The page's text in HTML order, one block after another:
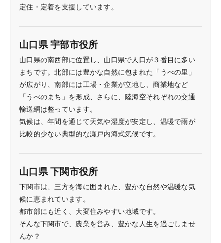
定住・定着を支援しています。
山口県 宇部市役所
山口県の南西部に位置し、山口県で人口が３番目に多い
まちです。北部には豊かな自然に包まれた「うべの里」
が広がり、南部には工場・企業が立地し、商業地など
「うべのまち」を形成、さらに、陸海空それぞれの交通
輸送網は整っています。
気候は、年間を通じて天気や湿度が安定し、温暖で雨が
比較的少ない典型的な瀬戸内海式気候です。
山口県 下関市役所
下関市は、三方を海に囲まれた、豊かな自然や温暖な気
候に恵まれています。
都市部にも近く、大変住みやすい地域です。
そんな下関市で、農業を営み、豊かな人生を過ごしませ
んか？